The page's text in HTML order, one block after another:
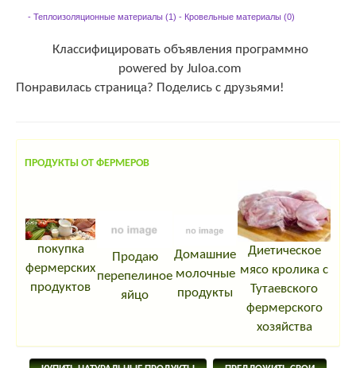
- Теплоизоляционные материалы (1) - Кровельные материалы (0)
Классифицировать объявления программно
powered by Juloa.com
Понравилась страница? Поделись с друзьями!
ПРОДУКТЫ ОТ ФЕРМЕРОВ
покупка
фермерских
продуктов
Продаю
перепелиное
яйцо
Домашние
молочные
продукты
Диетическое
мясо кролика с
Тутаевского
фермерского
хозяйства